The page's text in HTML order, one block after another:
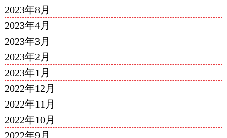
2023年8月
2023年4月
2023年3月
2023年2月
2023年1月
2022年12月
2022年11月
2022年10月
2022年9月